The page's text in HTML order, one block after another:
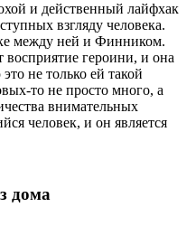
и действенный лайфхак
взгляду человека.
между ней и Финником.
героини, и она
не только ей такой
то не просто много, а
внимательных
человек, и он является
дома